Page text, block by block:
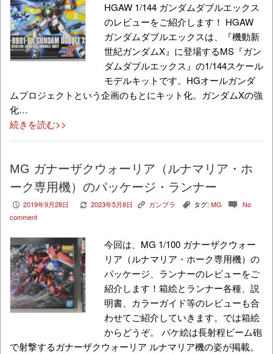
HGAW 1/144 ガンダムダブルエックス
のレビューをご紹介します！ HGAW
ガンダムダブルエックスは、『機動新
世紀ガンダムX』に登場するMS『ガン
ダムダブルエックス』の1/144スケール
モデルキットです。HGオールガンダ
ムプロジェクトという企画のもとにキット化。ガンダムXの強
化…
続きを読む>>
MG ガナーザクウォーリア（ルナマリア・ホ
ーク専用機）のパッケージ・ランナー
P 2019年9月28日 V 2023年5月8日 K ガンプラ , タグ: MG c No
comment
今回は、MG 1/100 ガナーザクウォー
リア（ルナマリア・ホーク専用機）の
パッケージ、ランナーのレビューをご
紹介します！箱絵とランナー各種、説
明書、カラーガイド等のレビューも合
わせてご紹介していきます。では箱絵
からどうぞ。 パケ絵は長射程ビーム砲
で射撃するガナーザクウォーリア ルナマリア機の姿が掲載。